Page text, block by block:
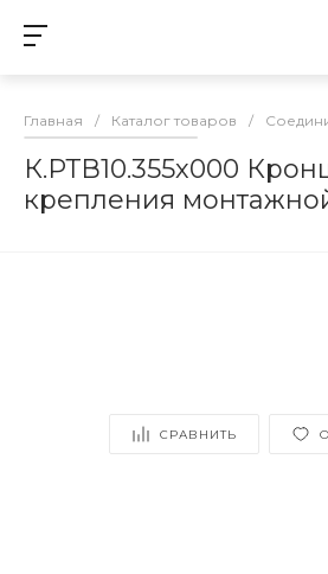
Главная / Каталог товаров /
К.РТВ10.355х000
крепления
СРАВНИТЬ